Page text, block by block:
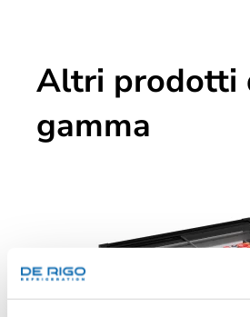
Altri prodotti
gamma